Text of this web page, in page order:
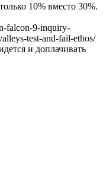
10% вместо 30%.
falcon-9-inquiry-
test-and-fail-ethos/
и доплачивать